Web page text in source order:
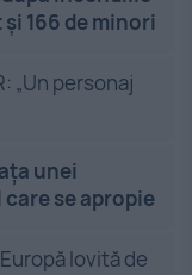
166 de minori
„Un personaj
unei
se apropie
lovită de